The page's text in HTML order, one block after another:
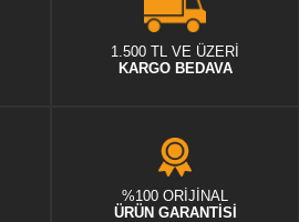
1.500 TL VE ÜZERİ
KARGO BEDAVA
%100 ORİJİNAL
ÜRÜN GARANTİSİ